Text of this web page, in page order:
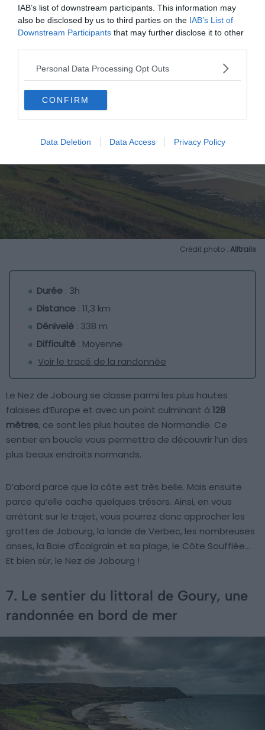
IAB’s list of downstream participants. This information may
also be disclosed by us to third parties on the IAB’s List of
Downstream Participants that may further disclose it to other
Personal Data Processing Opt Outs
CONFIRM
Data Deletion Data Access Privacy Policy
sur les falaises
Crédit photo : Alltrails
Durée : 3h
Distance : 11,3 km
Dénivelé : 338 m
Difficulté : Moyenne
Voir le tracé de la randonnée
Le Nez de Jobourg se classe parmi les plus hautes
falaises d’Europe et avec un point culminant à 128
mètres, ce sont les plus hautes de Normandie. Ce
sentier en boucle vous permettra de découvrir l’un des
plus beaux endroits normands.
D’abord parce que la côte est très belle. Mais ensuite
parce qu’elle cache quelques trésors. Ainsi, en vous
arrêtant sur le trajet, vous pourrez donc approcher les
grottes de Jobourg, la lande de Verbec, les nombreuses
anses, la Baie d’Écalgrain et sa plage, le Côte Soufflée…
Et bien sûr, le Nez de Jobourg !
7. Le sentier du littoral de Goury, une
randonnée en bord de mer